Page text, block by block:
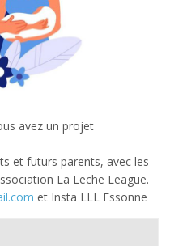
avez un projet
et futurs parents, avec les
La Leche League.
et Insta LLL Essonne